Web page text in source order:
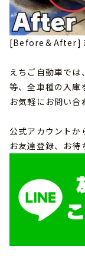
[Before＆After]
えちご自動車では
等、全車種の入庫
お気軽にお問い
公式アカウントか
お友達登録、お待